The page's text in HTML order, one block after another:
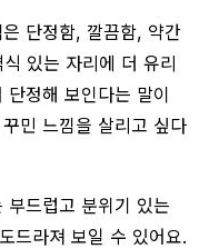
단정함, 깔끔함, 약간
있는 자리에 더 유리
단정해 보인다는 말이
민 느낌을 살리고 싶다
부드럽고 분위기 있는
드라져 보일 수 있어요.